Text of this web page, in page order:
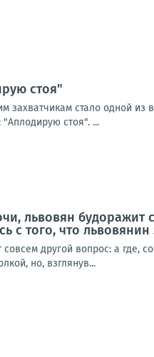
стоя"
захватчикам стало одной
стоя". ...
львовян будоражит
с того, что
другой вопрос: а где,
но, взглянув...